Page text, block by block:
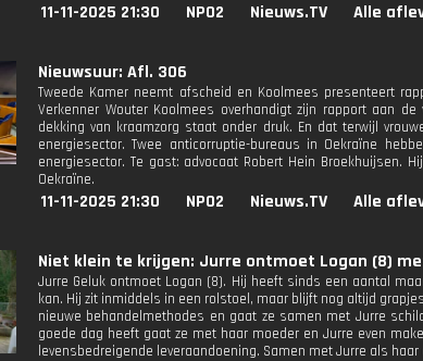
11-11-2025 21:30 NPO2 Nieuws.TV Alle
Nieuwsuur: Afl. 306
Tweede Kamer neemt afscheid en Koolmees presenteert
Verkenner Wouter Koolmees overhandigt zijn rapport aan
dekking van kraamzorg staat onder druk. En dat terwijl
energiesector. Twee anticorruptie-bureaus in Oekraïne
energiesector. Te gast: advocaat Robert Hein Broekhuijsen.
Oekraïne.
11-11-2025 21:30 NPO2 Nieuws.TV Alle
Niet klein te krijgen: Jurre ontmoet Logan (8)
Jurre Geluk ontmoet Logan (8). Hij heeft sinds een aantal
kan. Hij zit inmiddels in een rolstoel, maar blijft nog altijd
nieuwe behandelmethodes en gaat ze samen met Jurre
goede dag heeft gaat ze met haar moeder en Jurre even
levensbedreigende leveraandoening. Samen met Jurre als